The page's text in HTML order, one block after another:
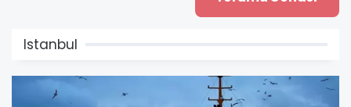
Istanbul